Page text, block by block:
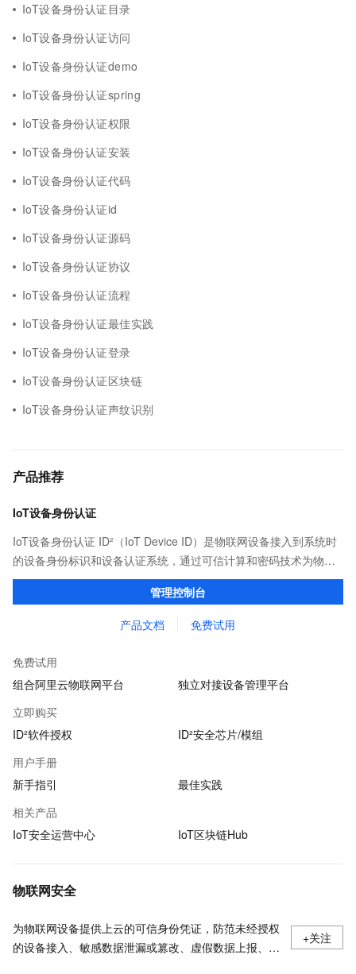
IoT设备身份认证目录
IoT设备身份认证访问
IoT设备身份认证demo
IoT设备身份认证spring
IoT设备身份认证权限
IoT设备身份认证安装
IoT设备身份认证代码
IoT设备身份认证id
IoT设备身份认证源码
IoT设备身份认证协议
IoT设备身份认证流程
IoT设备身份认证最佳实践
IoT设备身份认证登录
IoT设备身份认证区块链
IoT设备身份认证声纹识别
产品推荐
IoT设备身份认证
IoT设备身份认证 ID²（IoT Device ID）是物联网设备接入到系统时
的设备身份标识和设备认证系统，通过可信计算和密码技术为物联
网系统提供设备认证、设备接入、安全连接、业务数据加密、密钥
管理等端到端的可信接入能力。管理控制台
产品文档 免费试用
免费试用
组合阿里云物联网平台
独立对接设备管理平台
立即购买
ID²软件授权
ID²安全芯片/模组
用户手册
新手指引
最佳实践
相关产品
IoT安全运营中心
IoT区块链Hub
物联网安全
为物联网设备提供上云的可信身份凭证，防范未经授权
的设备接入、敏感数据泄漏或篡改、虚假数据上报、设
+关注